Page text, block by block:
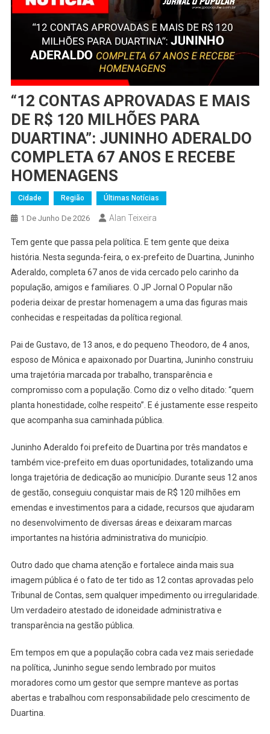
“12 CONTAS APROVADAS E MAIS
DE R$ 120 MILHÕES PARA
DUARTINA”: JUNINHO ADERALDO
COMPLETA 67 ANOS E RECEBE
HOMENAGENS
Cidade Região Últimas Notícias
1 De Junho De 2026 Alan Teixeira
Tem gente que passa pela política. E tem gente que deixa
história. Nesta segunda-feira, o ex-prefeito de Duartina, Juninho
Aderaldo, completa 67 anos de vida cercado pelo carinho da
população, amigos e familiares. O JP Jornal O Popular não
poderia deixar de prestar homenagem a uma das figuras mais
conhecidas e respeitadas da política regional.
Pai de Gustavo, de 13 anos, e do pequeno Theodoro, de 4 anos,
esposo de Mônica e apaixonado por Duartina, Juninho construiu
uma trajetória marcada por trabalho, transparência e
compromisso com a população. Como diz o velho ditado: “quem
planta honestidade, colhe respeito”. E é justamente esse respeito
que acompanha sua caminhada pública.
Juninho Aderaldo foi prefeito de Duartina por três mandatos e
também vice-prefeito em duas oportunidades, totalizando uma
longa trajetória de dedicação ao município. Durante seus 12 anos
de gestão, conseguiu conquistar mais de R$ 120 milhões em
emendas e investimentos para a cidade, recursos que ajudaram
no desenvolvimento de diversas áreas e deixaram marcas
importantes na história administrativa do município.
Outro dado que chama atenção e fortalece ainda mais sua
imagem pública é o fato de ter tido as 12 contas aprovadas pelo
Tribunal de Contas, sem qualquer impedimento ou irregularidade.
Um verdadeiro atestado de idoneidade administrativa e
transparência na gestão pública.
Em tempos em que a população cobra cada vez mais seriedade
na política, Juninho segue sendo lembrado por muitos
moradores como um gestor que sempre manteve as portas
abertas e trabalhou com responsabilidade pelo crescimento de
Duartina.